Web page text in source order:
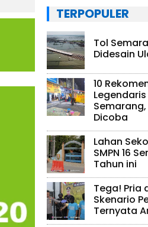
TERPOPULER
Tol
Didesain
10
Dicoba
Lahan
SMPN 16
Tahun ini
Tega! Pria
Skenario
Ternyata